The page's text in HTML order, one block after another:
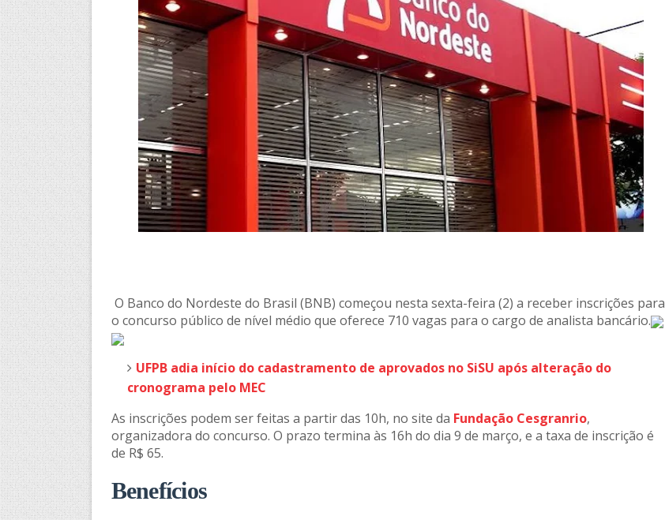
O Banco do Nordeste do Brasil (BNB) começou nesta sexta-feira (2) a receber inscrições para
o concurso público de nível médio que oferece 710 vagas para o cargo de analista bancário.
UFPB adia início do cadastramento de aprovados no SiSU após alteração do
cronograma pelo MEC
As inscrições podem ser feitas a partir das 10h, no site da Fundação Cesgranrio,
organizadora do concurso. O prazo termina às 16h do dia 9 de março, e a taxa de inscrição é
de R$ 65.
Benefícios